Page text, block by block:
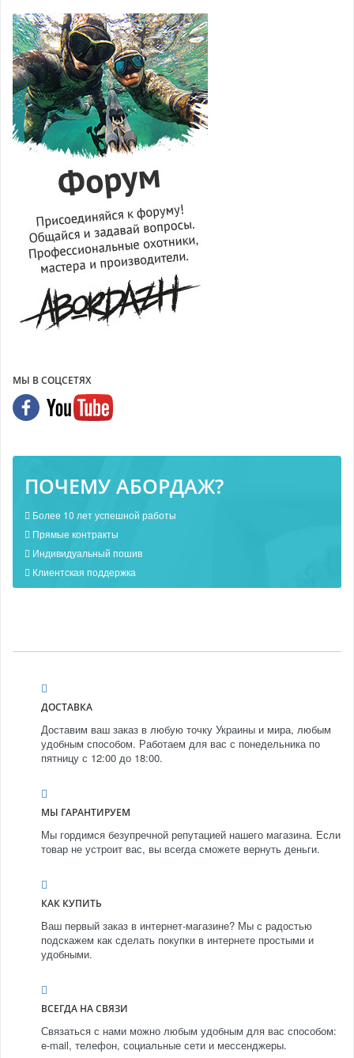
МЫ В СОЦСЕТЯХ
ПОЧЕМУ АБОРДАЖ?
Более 10 лет успешной работы
Прямые контракты
Индивидуальный пошив
Клиентская поддержка
ДОСТАВКА
Доставим ваш заказ в любую точку Украины и мира, любым
удобным способом. Работаем для вас с понедельника по
пятницу с 12:00 до 18:00.
МЫ ГАРАНТИРУЕМ
Мы гордимся безупречной репутацией нашего магазина. Если
товар не устроит вас, вы всегда сможете вернуть деньги.
КАК КУПИТЬ
Ваш первый заказ в интернет-магазине? Мы с радостью
подскажем как сделать покупки в интернете простыми и
удобными.
ВСЕГДА НА СВЯЗИ
Связаться с нами можно любым удобным для вас способом:
e-mail, телефон, социальные сети и мессенджеры.